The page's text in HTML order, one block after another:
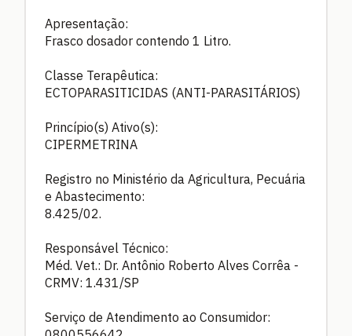
Apresentação:
Frasco dosador contendo 1 Litro.
Classe Terapêutica:
ECTOPARASITICIDAS (ANTI-PARASITÁRIOS)
Princípio(s) Ativo(s):
CIPERMETRINA
Registro no Ministério da Agricultura, Pecuária
e Abastecimento:
8.425/02.
Responsável Técnico:
Méd. Vet.: Dr. Antônio Roberto Alves Corrêa -
CRMV: 1.431/SP
Serviço de Atendimento ao Consumidor: